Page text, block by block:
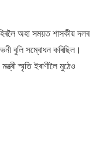
অহা সময়ত শাসকীয় দলৰ
বুলি সম্বোধন কৰিছিল।
স্মৃতি ইৰাণীলৈ মুঠেও